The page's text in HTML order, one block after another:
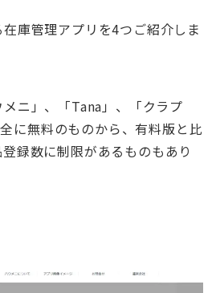
庫管理アプリを4つご紹介しま
ニ」、「Tana」、「クラプ
に無料のものから、有料版と比
録数に制限があるものもあり